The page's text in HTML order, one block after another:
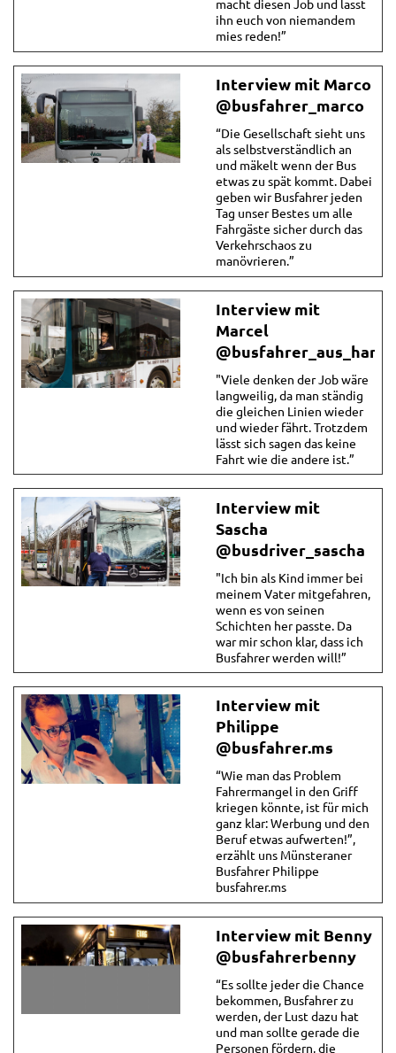
macht diesen Job und lasst
ihn euch von niemandem
mies reden!”
Interview mit Marco
@busfahrer_marco
“Die Gesellschaft sieht uns
als selbstverständlich an
und mäkelt wenn der Bus
etwas zu spät kommt. Dabei
geben wir Busfahrer jeden
Tag unser Bestes um alle
Fahrgäste sicher durch das
Verkehrschaos zu
manövrieren.”
Interview mit
Marcel
"Viele denken der Job wäre
langweilig, da man ständig
die gleichen Linien wieder
und wieder fährt. Trotzdem
lässt sich sagen das keine
Fahrt wie die andere ist.”
Interview mit
Sascha
@busdriver_sascha
"Ich bin als Kind immer bei
meinem Vater mitgefahren,
wenn es von seinen
Schichten her passte. Da
war mir schon klar, dass ich
Busfahrer werden will!”
Interview mit
Philippe
@busfahrer.ms
“Wie man das Problem
Fahrermangel in den Griff
kriegen könnte, ist für mich
ganz klar: Werbung und den
Beruf etwas aufwerten!”,
erzählt uns Münsteraner
Busfahrer Philippe
busfahrer.ms
Interview mit Benny
@busfahrerbenny
“Es sollte jeder die Chance
bekommen, Busfahrer zu
werden, der Lust dazu hat
und man sollte gerade die
Personen fördern, die